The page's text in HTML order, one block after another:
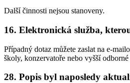
Další činnosti nejsou stanoveny.
16. Elektronická služba,
Případný dotaz můžete zaslat na e-
školy, konzervatoře nebo vyšší
28. Popis byl naposledy